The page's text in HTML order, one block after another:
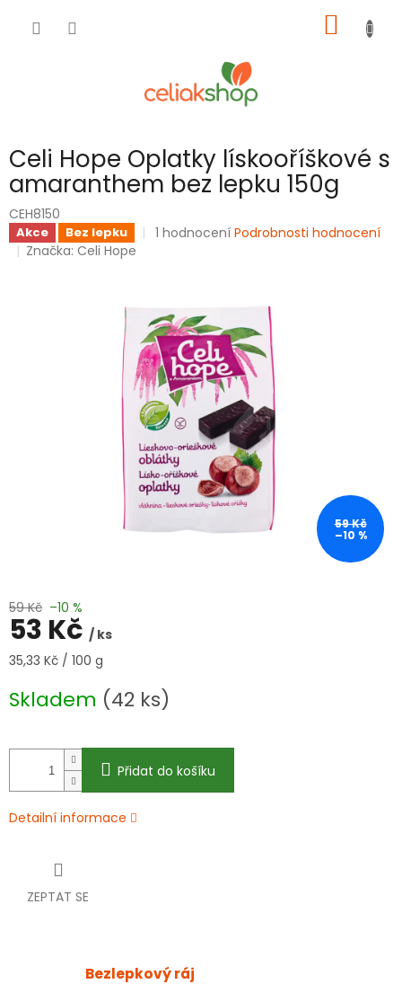
KOŠÍK
Celi Hope Oplatky lískooříškové s
amaranthem bez lepku 150g
CEH8150
Akce Bez lepku
Průměrné
z
5
hvězdiček.
1 hodnocení Podrobnosti hodnocení
Značka:Celi Hope
59 Kč
–10 %
59 Kč –10 %
53 Kč / ks
Měrná
35,33 Kč / 100 g
Skladem (42 ks)
Přidat do košíku
Detailní informace
ZEPTAT SE
Bezlepkový ráj